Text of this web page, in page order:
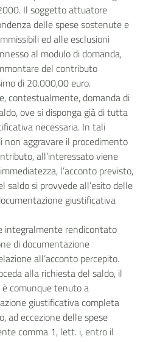
Il soggetto attuatore
delle spese sostenute e
ed alle esclusioni
al modulo di domanda,
del contributo
di 20.000,00 euro.
contestualmente, domanda di
ove si disponga già di tutta
necessaria. In tali
non aggravare il procedimento
all’interessato viene
l’acconto previsto,
saldo si provvede all’esito delle
giustificativa
integralmente rendicontato
di documentazione
all’acconto percepito.
alla richiesta del saldo, il
è comunque tenuto a
giustificativa completa
ad eccezione delle spese
comma 1, lett. i, entro il